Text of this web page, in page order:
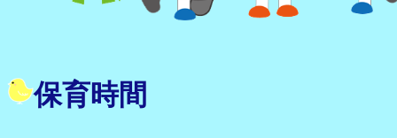
保育時間